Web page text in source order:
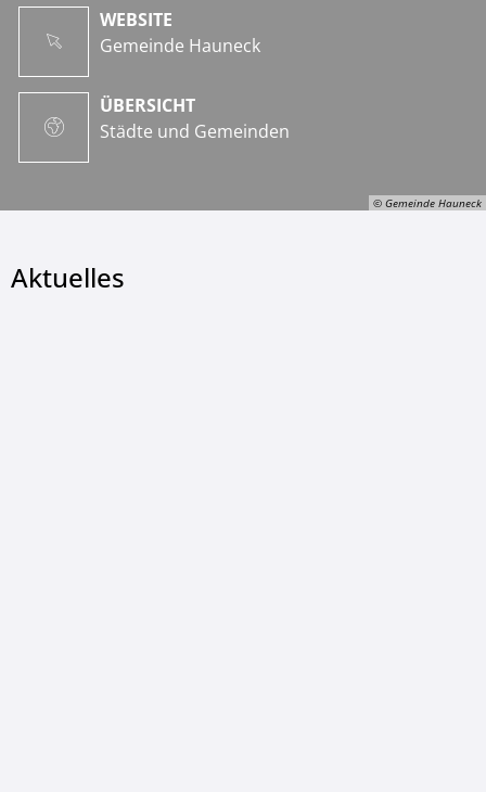
© Gemeinde Hauneck
WEBSITE
Gemeinde Hauneck
ÜBERSICHT
Städte und Gemeinden
Aktuelles